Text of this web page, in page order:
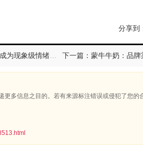
分享到
下一篇：蒙牛牛奶：品
多信息之目的。若有来源标注错误或侵犯了您的